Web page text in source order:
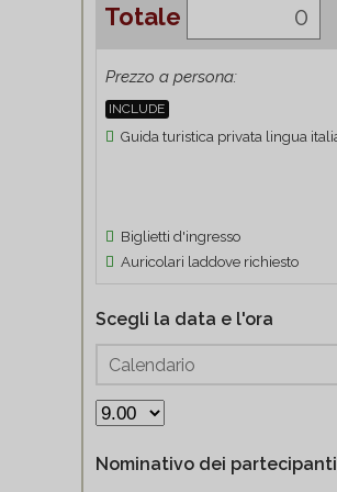
Totale
Prezzo a persona:
INCLUDE
Guida turistica privata lingua
Biglietti d'ingresso
Auricolari laddove richiesto
Scegli la data e l'ora
Nominativo dei partecipanti